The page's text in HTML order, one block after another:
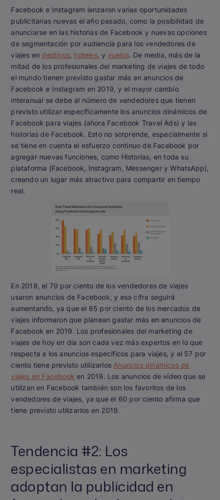
Facebook e Instagram lanzaron varias oportunidades
publicitarias nuevas el año pasado, como la posibilidad de
anunciarse en las historias de Facebook y nuevas opciones
de segmentación por audiencia para los vendedores de
viajes endestinos, hoteles, y vuelos. De media, más de la
mitad de los profesionales del marketing de viajes de todo
el mundo tienen previsto gastar más en anuncios de
Facebook e Instagram en 2019, y el mayor cambio
interanual se debe al número de vendedores que tienen
previsto utilizar específicamente los anuncios dinámicos de
Facebook para viajes (ahora Facebook Travel Ads) y las
historias de Facebook. Esto no sorprende, especialmente si
se tiene en cuenta el esfuerzo continuo de Facebook por
agregar nuevas funciones, como Historias, en toda su
plataforma (Facebook, Instagram, Messenger y WhatsApp),
creando un lugar más atractivo para compartir en tiempo
real.
En 2018, el 79 por ciento de los vendedores de viajes
usaron anuncios de Facebook, y esa cifra seguirá
aumentando, ya que el 65 por ciento de los mercados de
viajes informaron que planean gastar más en anuncios de
Facebook en 2019. Los profesionales del marketing de
viajes de hoy en día son cada vez más expertos en lo que
respecta a los anuncios específicos para viajes, y el 57 por
ciento tiene previsto utilizarlos Anuncios dinámicos de
viajes en Facebook en 2019. Los anuncios de vídeo que se
utilizan en Facebook también son los favoritos de los
vendedores de viajes, ya que el 60 por ciento afirma que
tiene previsto utilizarlos en 2019.
Tendencia #2: Los
especialistas en marketing
adoptan la publicidad en